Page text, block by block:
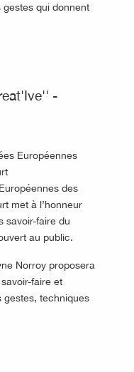
gestes qui donnent
-
Européennes
des
met à l’honneur
savoir-faire du
au public.
Norroy proposera
faire et
gestes, techniques